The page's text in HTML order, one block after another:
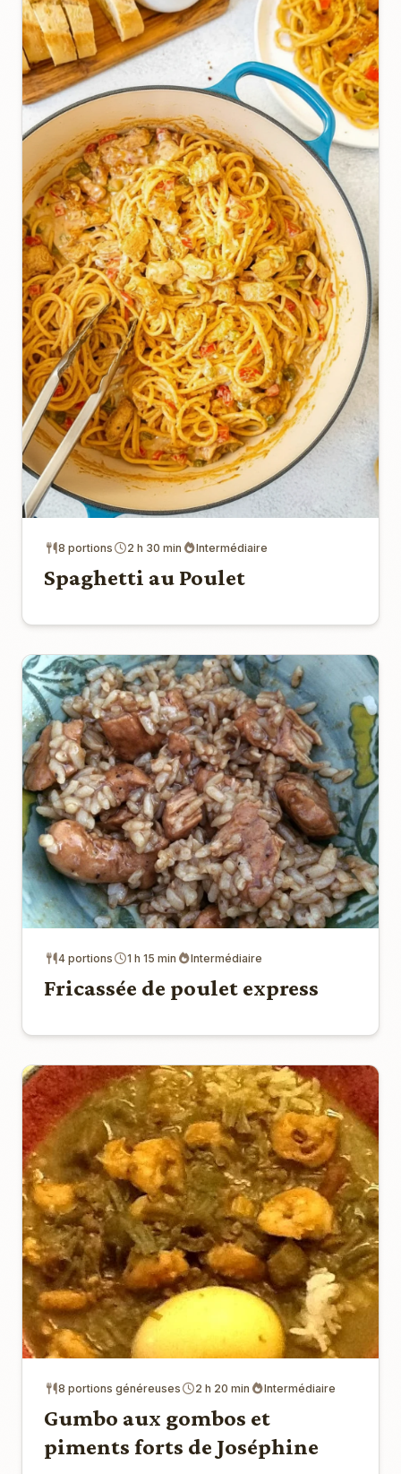
8 portions 2 h 30 min Intermédiaire
Spaghetti au Poulet
4 portions 1 h 15 min Intermédiaire
Fricassée de poulet express
8 portions généreuses 2 h 20 min Intermédiaire
Gumbo aux gombos et
piments forts de Joséphine